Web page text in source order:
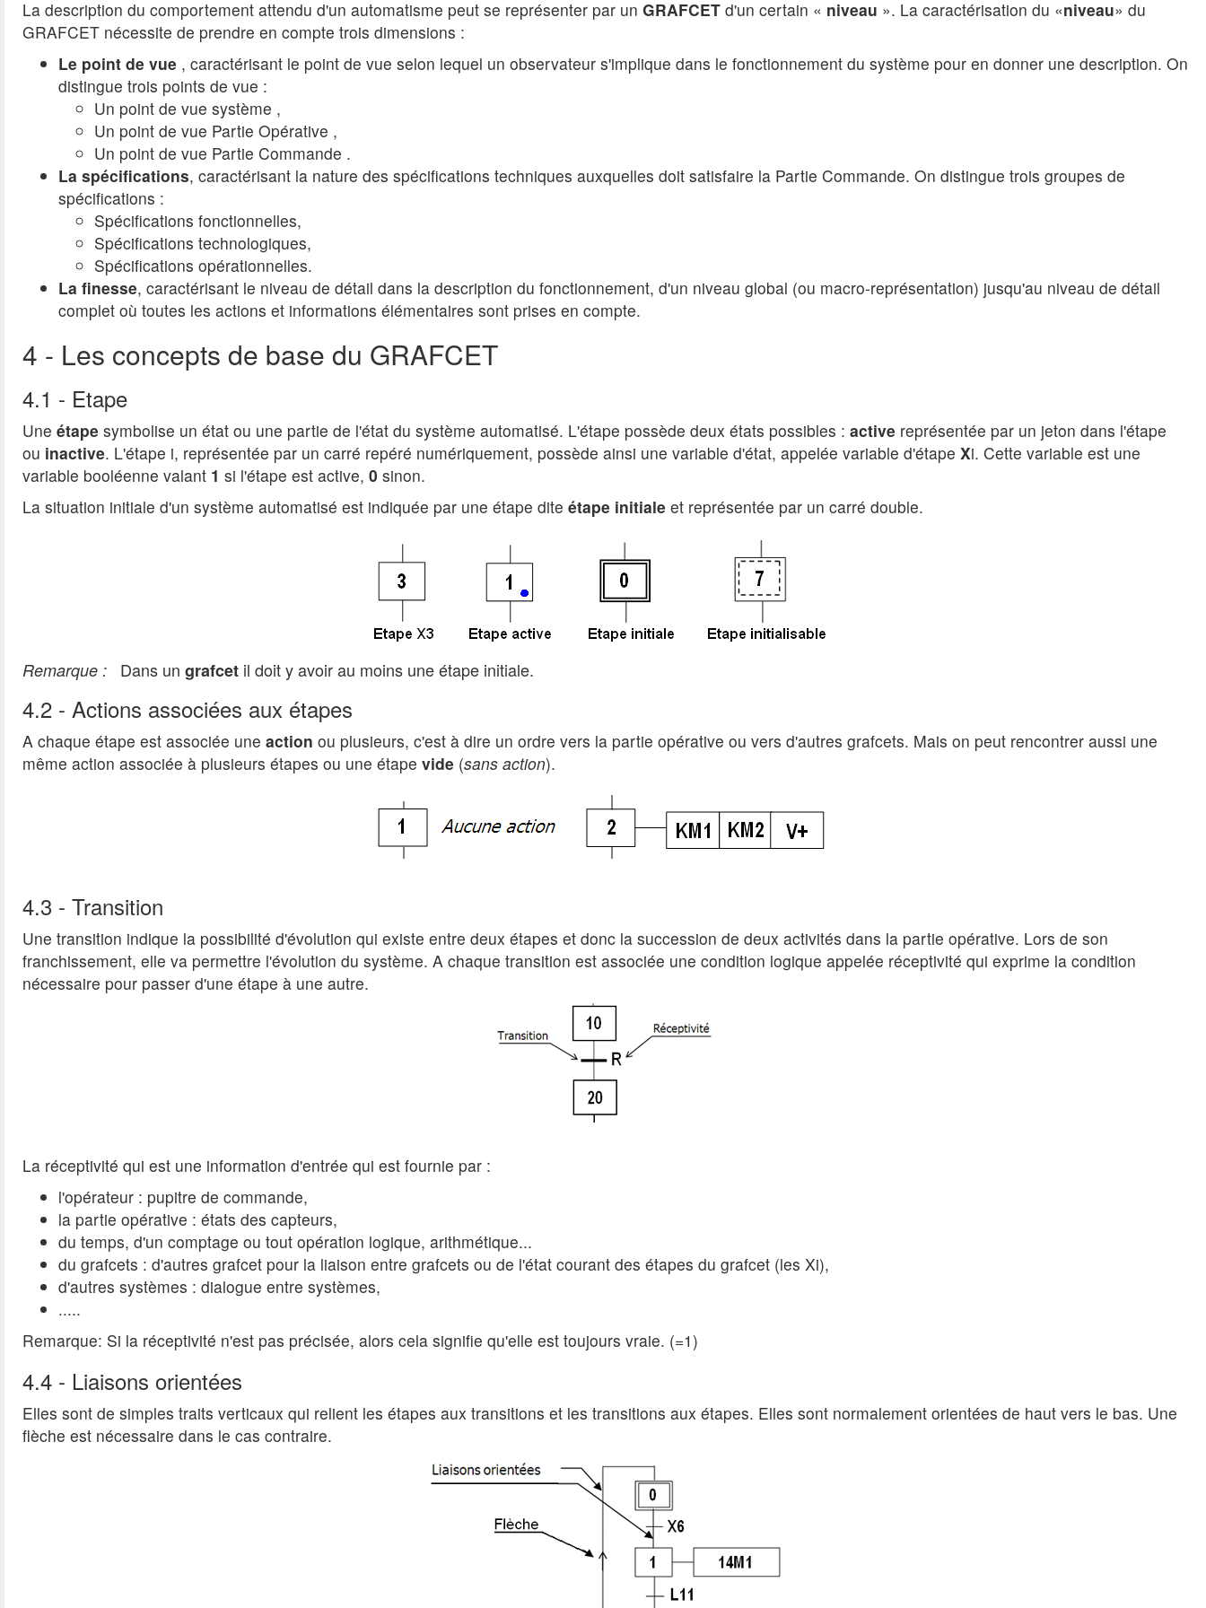
La description du comportement attendu d'un automatisme peut se représenter par un GRAFCET d'un certain « niveau ». La caractérisation du «niveau» du
GRAFCET nécessite de prendre en compte trois dimensions :
Le point de vue , caractérisant le point de vue selon lequel un observateur s'implique dans le fonctionnement du système pour en donner une description. On
distingue trois points de vue :
Un point de vue système ,
Un point de vue Partie Opérative ,
Un point de vue Partie Commande .
La spécifications, caractérisant la nature des spécifications techniques auxquelles doit satisfaire la Partie Commande. On distingue trois groupes de
spécifications :
Spécifications fonctionnelles,
Spécifications technologiques,
Spécifications opérationnelles.
La finesse, caractérisant le niveau de détail dans la description du fonctionnement, d'un niveau global (ou macro-représentation) jusqu'au niveau de détail
complet où toutes les actions et informations élémentaires sont prises en compte.
4 - Les concepts de base du GRAFCET
4.1 - Etape
Une étape symbolise un état ou une partie de l'état du système automatisé. L'étape possède deux états possibles : active représentée par un jeton dans l'étape
ou inactive. L'étape i, représentée par un carré repéré numériquement, possède ainsi une variable d'état, appelée variable d'étape Xi. Cette variable est une
variable booléenne valant 1 si l'étape est active, 0 sinon.
La situation initiale d'un système automatisé est indiquée par une étape dite étape initiale et représentée par un carré double.
Remarque : Dans un grafcet il doit y avoir au moins une étape initiale.
4.2 - Actions associées aux étapes
A chaque étape est associée une action ou plusieurs, c'est à dire un ordre vers la partie opérative ou vers d'autres grafcets. Mais on peut rencontrer aussi une
même action associée à plusieurs étapes ou une étape vide (sans action).
4.3 - Transition
Une transition indique la possibilité d'évolution qui existe entre deux étapes et donc la succession de deux activités dans la partie opérative. Lors de son
franchissement, elle va permettre l'évolution du système. A chaque transition est associée une condition logique appelée réceptivité qui exprime la condition
nécessaire pour passer d'une étape à une autre.
La réceptivité qui est une information d'entrée qui est fournie par :
l'opérateur : pupitre de commande,
la partie opérative : états des capteurs,
du temps, d'un comptage ou tout opération logique, arithmétique...
du grafcets : d'autres grafcet pour la liaison entre grafcets ou de l'état courant des étapes du grafcet (les Xi),
d'autres systèmes : dialogue entre systèmes,
.....
Remarque: Si la réceptivité n'est pas précisée, alors cela signifie qu'elle est toujours vraie. (=1)
4.4 - Liaisons orientées
Elles sont de simples traits verticaux qui relient les étapes aux transitions et les transitions aux étapes. Elles sont normalement orientées de haut vers le bas. Une
flèche est nécessaire dans le cas contraire.